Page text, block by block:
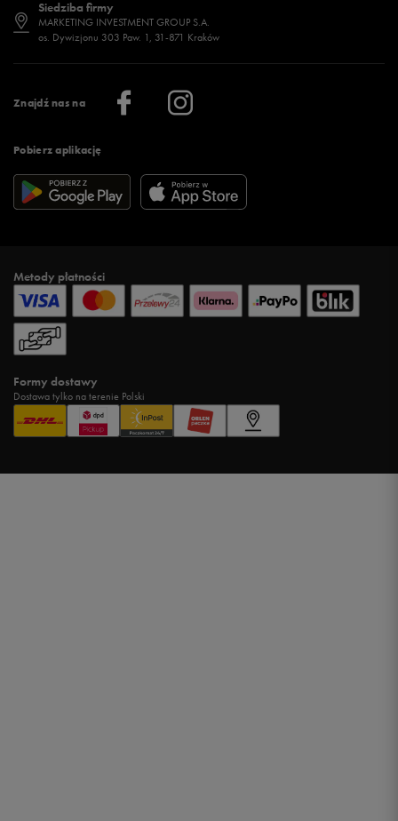
Znajdź nas na
Pobierz aplikację
Regulamin sklepu 50 style
Regulamin aplikacji 50 style
Więcej regulaminów >
Jak wybrać buty na zimę?
Więcej >
Stylizacje damskie
Sklepy stacjonarne
Klub 50 style
Praca
Informacje o firmie
Siedziba firmy
MARKETING INVESTMENT GROUP S.A.
os. Dywizjonu 303 Paw. 1, 31-871 Kraków
Metody płatności
Formy dostawy
Dostawa tylko na terenie Polski